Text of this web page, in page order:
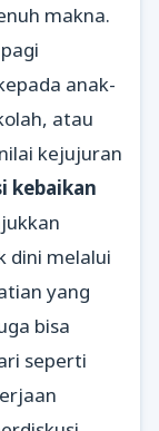
makna.
anak-
atau
kejujuran
kebaikan
dini melalui
yang
bisa
seperti